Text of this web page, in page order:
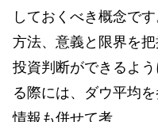
しておくべき概念で
方法、意義と限界を
投資判断ができるよ
る際には、ダウ平均
情報も併せて考